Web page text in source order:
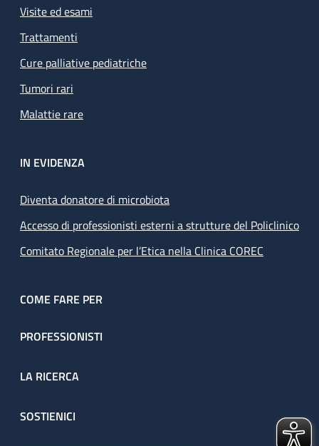
Visite ed esami
Trattamenti
Cure palliative pediatriche
Tumori rari
Malattie rare
IN EVIDENZA
Diventa donatore di microbiota
Accesso di professionisti esterni a strutture del Policlinico
Comitato Regionale per l’Etica nella Clinica COREC
COME FARE PER
PROFESSIONISTI
LA RICERCA
SOSTIENICI